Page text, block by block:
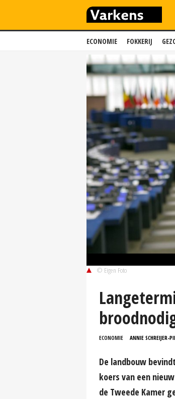
ECONOMIE FOKKERIJ
© Eigen Foto
ECONOMIE ANNIE SCHREIJER-
De landbouw
koers van een
de Tweede Kamer